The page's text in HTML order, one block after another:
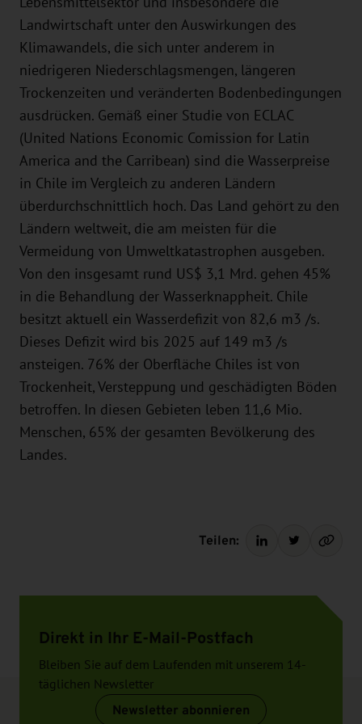
Landwirtschaft unter den Auswirkungen des
Klimawandels, die sich unter anderem in
niedrigeren Niederschlagsmengen, längeren
Trockenzeiten und veränderten Bodenbedingungen
ausdrücken. Gemäß einer Studie von ECLAC
(United Nations Economic Comission for Latin
America and the Carribean) sind die Wasserpreise
in Chile im Vergleich zu anderen Ländern
überdurchschnittlich hoch. Das Land gehört zu den
Ländern weltweit, die am meisten für die
Vermeidung von Umweltkatastrophen ausgeben.
Von den insgesamt rund US$ 3,1 Mrd. gehen 45%
in die Behandlung der Wasserknappheit. Chile
besitzt aktuell ein Wasserdefizit von 82,6 m3 /s.
Dieses Defizit wird bis 2025 auf 149 m3 /s
ansteigen. 76% der Oberfläche Chiles ist von
Trockenheit, Versteppung und geschädigten Böden
betroffen. In diesen Gebieten leben 11,6 Mio.
Menschen, 65% der gesamten Bevölkerung des
Landes.
Teilen:
Direkt in Ihr E-Mail-Postfach
Bleiben Sie auf dem Laufenden mit unserem 14-
täglichen Newsletter
Newsletter abonnieren